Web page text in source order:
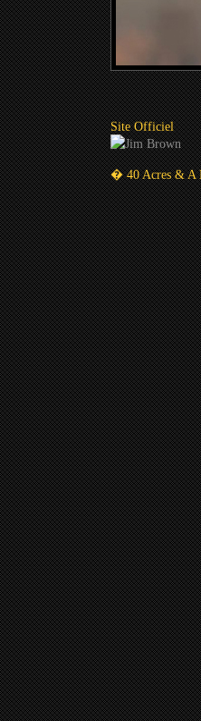
Site Officiel
� 40 Acres & A